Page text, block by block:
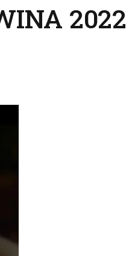
2022
competencia en redes